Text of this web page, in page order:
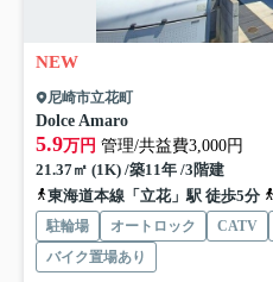
NEW
尼崎市立花町
Dolce Amaro
5.9万円 管理/共益費3,000円
21.37㎡ (1K) /築11年 /3階建
東海道本線「立花」駅 徒歩5分
駐輪場 オートロック CATV
バイク置場あり